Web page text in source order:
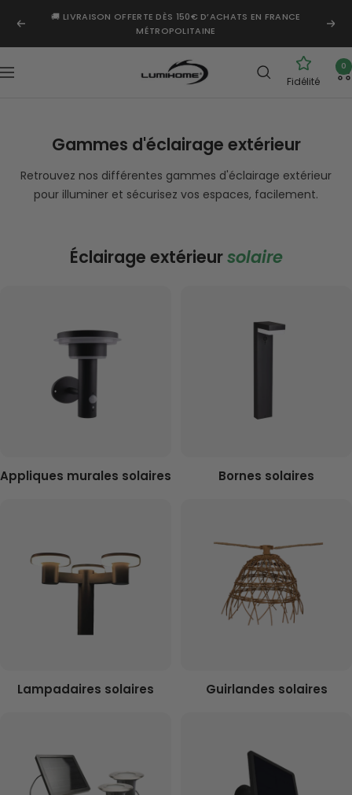
contenu
Précédent
🚚 LIVRAISON OFFERTE DÈS 150€ D’ACHATS EN FRANCE
MÉTROPOLITAINE
Navigation
Lumihome
Fidélité
0
Gammes d'éclairage extérieur
Retrouvez nos différentes gammes d'éclairage extérieur
pour illuminer et sécurisez vos espaces, facilement.
Éclairage extérieursolaire
Appliques murales solaires Bornes solaires
Lampadaires solaires Guirlandes solaires